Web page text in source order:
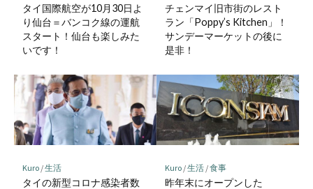
タイ国際航空が10月30日よ
り仙台＝バンコク線の運航
スタート！仙台も楽しみた
いです！
チェンマイ旧市街のレスト
ラン「Poppy’s Kitchen」！
サンデーマーケットの後に
是非！
Kuro/生活
タイの新型コロナ感染者数
Kuro/生活/食事
昨年末にオープンした